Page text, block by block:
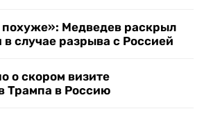
Медведев раскрыл
случае разрыва с Россией
о скором визите
Трампа в Россию